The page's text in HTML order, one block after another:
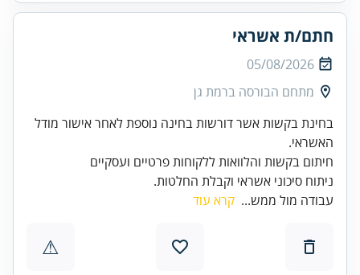
חתם/ת אשראי
05/08/2026
מתחם הבורסה ברמת גן
בחינת בקשות אשר דורשות בחינה נוספת לאחר אישור מודל
ניתוח סיכוני אשראי וקבלת החלטות.
עבודה מול ממש... קרא עוד
⚠